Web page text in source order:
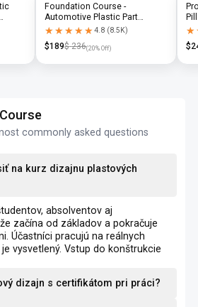
Foundation Course -
Automotive Plastic Part
Design using CATIA V5 or UG-
★★★★★
★★★★★4.8 (8.5K)
$189$ 236(20% Off)
NX
$
commonly asked questions
na kurz dizajnu plastových
absolventov aj
začína od základov a pokračuje
Účastníci pracujú na reálnych
vysvetlený. Vstup do konštrukcie
dizajn s certifikátom pri práci?